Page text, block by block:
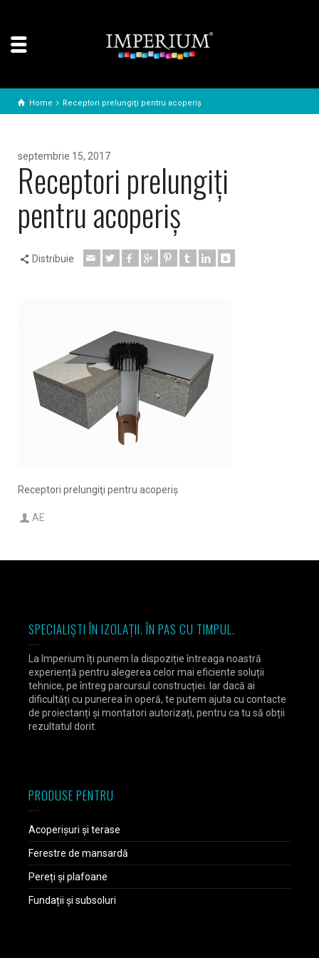
Home Receptori prelungiţi pentru acoperiş
septembrie 15, 2017
Receptori prelungiţi
pentru acoperiş
Distribuie
Receptori prelungiţi pentru acoperiş
AE
SPECIALIȘTI ÎN IZOLAȚII. ÎN PAS CU TIMPUL.
La Imperium îți punem la dispoziție întreaga noastră
experiență pentru alegerea celor mai eficiente soluții
tehnice, pe întreg parcursul construcției. Iar dacă ai
dificultăți cu punerea în operă, te putem ajuta cu contacte
de proiectanți și montatori autorizați, pentru ca tu să obții
rezultatul dorit.
PRODUSE PENTRU
Acoperișuri și terase
Ferestre de mansardă
Pereți și plafoane
Fundații și subsoluri